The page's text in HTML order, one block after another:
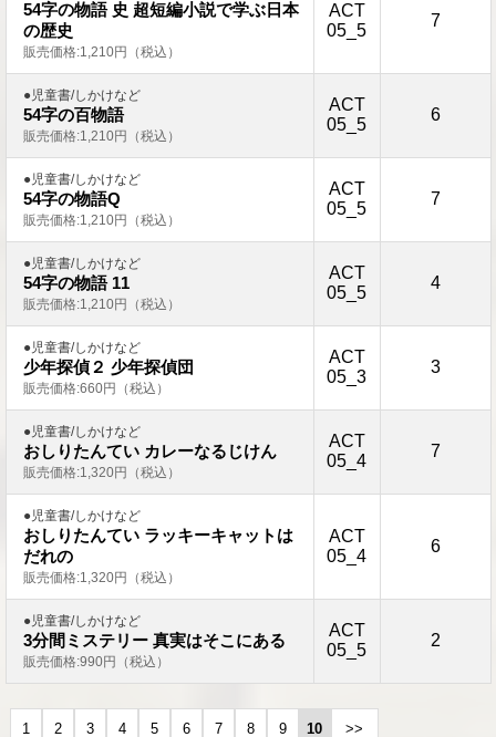
54字の物語 史 超短編小説で学ぶ日本
の歴史
販売価格:1,210円（税込）
ACT
05_5
7
●児童書/しかけなど
54字の百物語
販売価格:1,210円（税込）
ACT
05_5
6
●児童書/しかけなど
54字の物語Q
販売価格:1,210円（税込）
ACT
05_5
7
●児童書/しかけなど
54字の物語 11
販売価格:1,210円（税込）
ACT
05_5
4
●児童書/しかけなど
少年探偵２ 少年探偵団
販売価格:660円（税込）
ACT
05_3
3
●児童書/しかけなど
おしりたんてい カレーなるじけん
販売価格:1,320円（税込）
ACT
05_4
7
●児童書/しかけなど
おしりたんてい ラッキーキャットは
だれの
販売価格:1,320円（税込）
ACT
05_4
6
●児童書/しかけなど
3分間ミステリー 真実はそこにある
販売価格:990円（税込）
ACT
05_5
2
1 2 3 4 5 6 7 8 9 10 >>